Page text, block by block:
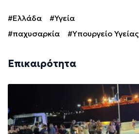
#Ελλάδα
#Υγεία
#παχυσαρκία
#Υπουργείο Υγείας
Επικαιρότητα